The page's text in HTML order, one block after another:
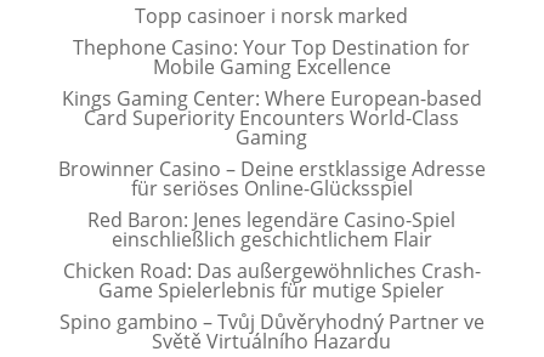
Topp casinoer i norsk marked
Thephone Casino: Your Top Destination for
Mobile Gaming Excellence
Kings Gaming Center: Where European-based
Card Superiority Encounters World-Class
Gaming
Browinner Casino – Deine erstklassige Adresse
für seriöses Online-Glücksspiel
Red Baron: Jenes legendäre Casino-Spiel
einschließlich geschichtlichem Flair
Chicken Road: Das außergewöhnliches Crash-
Game Spielerlebnis für mutige Spieler
Spino gambino – Tvůj Důvěryhodný Partner ve
Světě Virtuálního Hazardu